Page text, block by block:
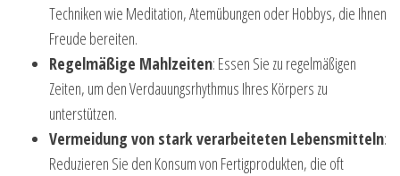
Techniken wie Meditation, Atemübungen oder Hobbys, die Ihnen
Freude bereiten.
Regelmäßige Mahlzeiten: Essen Sie zu regelmäßigen
Zeiten, um den Verdauungsrhythmus Ihres Körpers zu
unterstützen.
Vermeidung von stark verarbeiteten Lebensmitteln:
Reduzieren Sie den Konsum von Fertigprodukten, die oft